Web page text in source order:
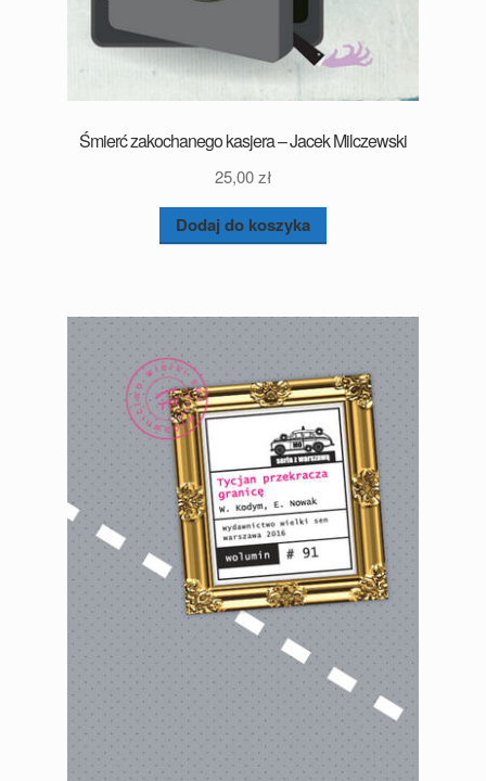
Śmierć zakochanego kasjera – Jacek Milczewski
25,00zł
Dodaj do koszyka